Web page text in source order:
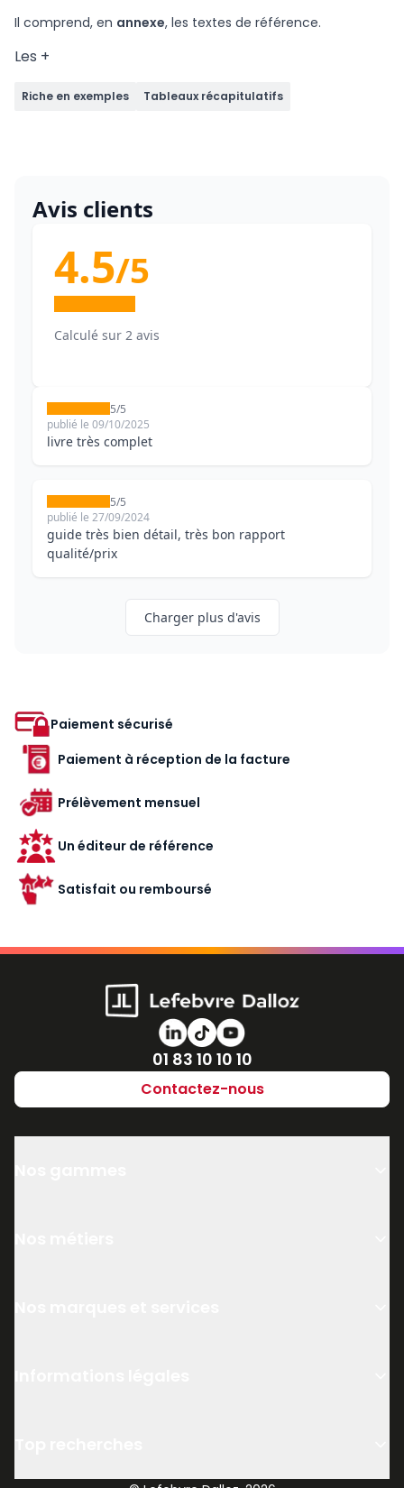
Il comprend, en annexe, les textes de référence.
Les +
Riche en exemples Tableaux récapitulatifs
Avis clients
4.5/5
Calculé sur 2 avis
5/5
publié le 09/10/2025
livre très complet
5/5
publié le 27/09/2024
guide très bien détail, très bon rapport
qualité/prix
Charger plus d'avis
Paiement sécurisé
Paiement à réception de la facture
Prélèvement mensuel
Un éditeur de référence
Satisfait ou remboursé
Numéro de téléphone
01 83 10 10 10
Contactez-nous